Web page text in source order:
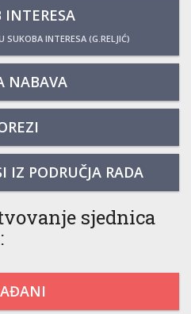
INTERESA
SUKOBA INTERESA (G.RELJIĆ)
NABAVA
IZ PODRUČJA RADA
sjednica